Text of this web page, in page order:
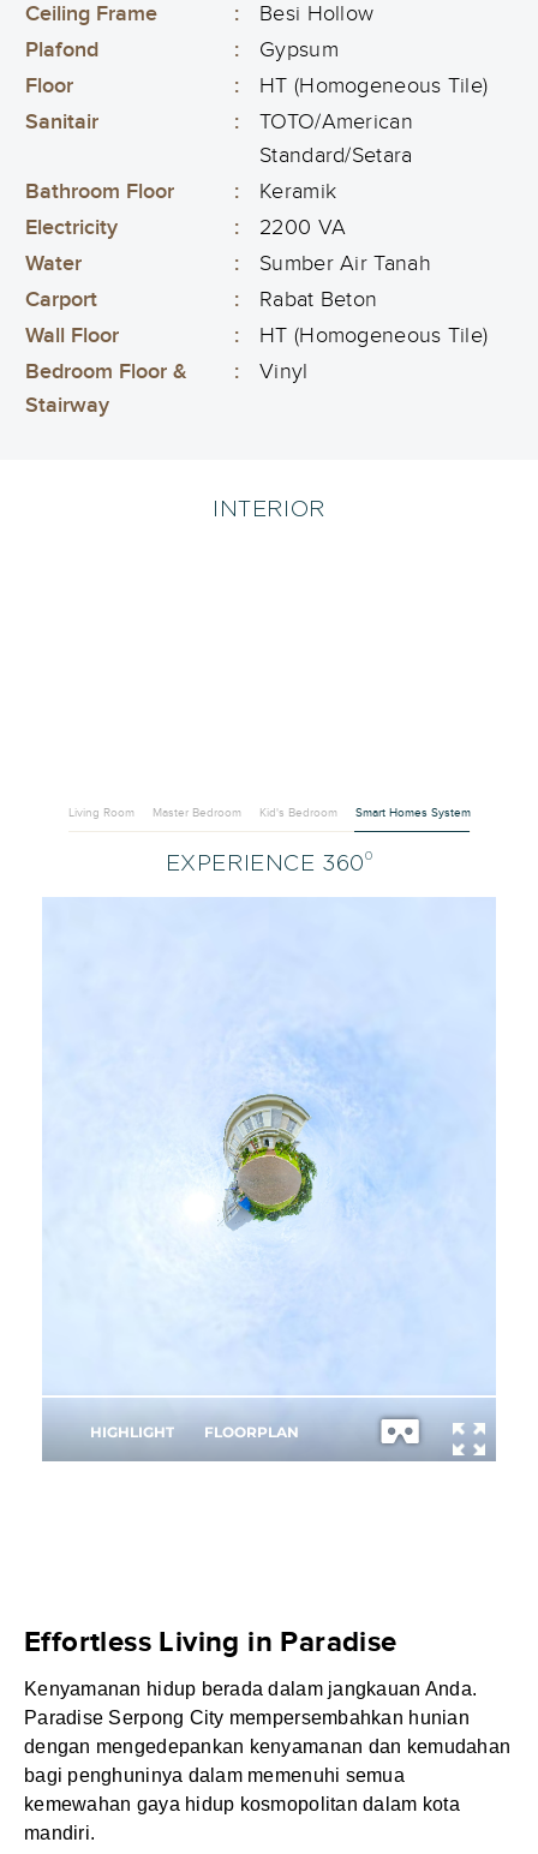
Ceiling Frame
:
Besi Hollow
Plafond
:
Gypsum
Floor
:
HT (Homogeneous Tile)
Sanitair
:
TOTO/American
Standard/Setara
Bathroom Floor
:
Keramik
Electricity
:
2200 VA
Water
:
Sumber Air Tanah
Carport
:
Rabat Beton
Wall Floor
:
HT (Homogeneous Tile)
Bedroom Floor &
Stairway
: Vinyl
INTERIOR
Living Room Master Bedroom Kid's Bedroom Smart Homes System
EXPERIENCE 360 0
Effortless Living in Paradise
Kenyamanan hidup berada dalam jangkauan Anda.
Paradise Serpong City mempersembahkan hunian
dengan mengedepankan kenyamanan dan kemudahan
bagi penghuninya dalam memenuhi semua
kemewahan gaya hidup kosmopolitan dalam kota
mandiri.